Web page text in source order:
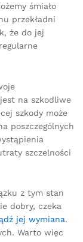
śmiało
przekładni
że do jej
na szkodliwe
szkody może
poszczególnych
szczelności
z tym stan
dobry, czeka
jej wymiana.
Warto więc